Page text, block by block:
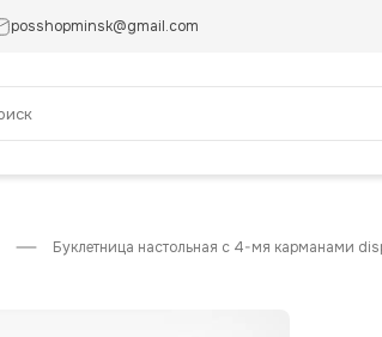
posshopminsk@gmail.com
буклетница настольная с 4-мя карманами